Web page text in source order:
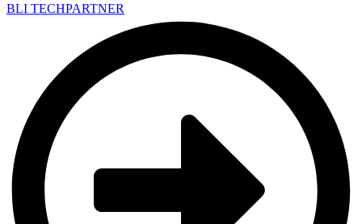
BLI TECHPARTNER